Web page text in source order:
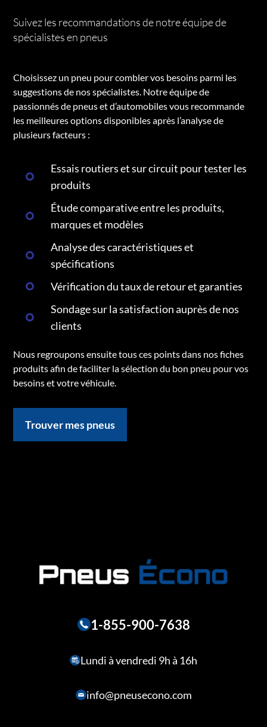
Suivez les recommandations de notre équipe de
spécialistes en pneus
Choisissez un pneu pour combler vos besoins parmi les
suggestions de nos spécialistes. Notre équipe de
passionnés de pneus et d’automobiles vous recommande
les meilleures options disponibles après l’analyse de
plusieurs facteurs :
Essais routiers et sur circuit pour tester les
produits
Étude comparative entre les produits,
marques et modèles
Analyse des caractéristiques et
spécifications
Vérification du taux de retour et garanties
Sondage sur la satisfaction auprès de nos
clients
Nous regroupons ensuite tous ces points dans nos fiches
produits afin de faciliter la sélection du bon pneu pour vos
besoins et votre véhicule.
Trouver mes pneus
1-855-900-7638
Lundi à vendredi 9h à 16h
info@pneusecono.com